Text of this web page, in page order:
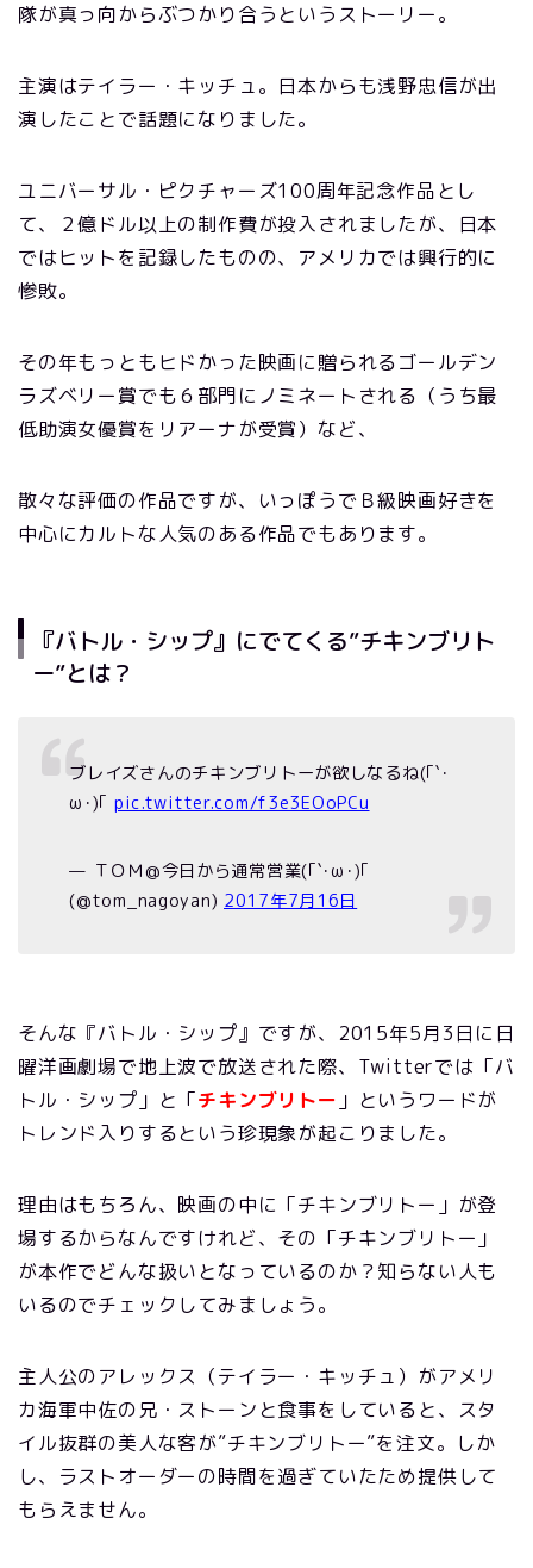
隊が真っ向からぶつかり合うというストーリー。
主演はテイラー・キッチュ。日本からも浅野忠信が出
演したことで話題になりました。
ユニバーサル・ピクチャーズ100周年記念作品とし
て、２億ドル以上の制作費が投入されましたが、日本
ではヒットを記録したものの、アメリカでは興行的に
惨敗。
その年もっともヒドかった映画に贈られるゴールデン
ラズベリー賞でも６部門にノミネートされる（うち最
低助演女優賞をリアーナが受賞）など、
散々な評価の作品ですが、いっぽうでＢ級映画好きを
中心にカルトな人気のある作品でもあります。
『バトル・シップ』にでてくる”チキンブリト
ー”とは？
ブレイズさんのチキンブリトーが欲しなるね(｢`･
ω･)｢ pic.twitter.com/f3e3EOoPCu
— ＴＯＭ@今日から通常営業(｢`･ω･)｢
(@tom_nagoyan) 2017年7月16日
そんな『バトル・シップ』ですが、2015年5月3日に日
曜洋画劇場で地上波で放送された際、Twitterでは「バ
トル・シップ」と「チキンブリトー 」というワードが
トレンド入りするという珍現象が起こりました。
理由はもちろん、映画の中に「チキンブリトー」が登
場するからなんですけれど、その「チキンブリトー」
が本作でどんな扱いとなっているのか？知らない人も
いるのでチェックしてみましょう。
主人公のアレックス（テイラー・キッチュ）がアメリ
カ海軍中佐の兄・ストーンと食事をしていると、スタ
イル抜群の美人な客が”チキンブリトー”を注文。しか
し、ラストオーダーの時間を過ぎていたため提供して
もらえません。